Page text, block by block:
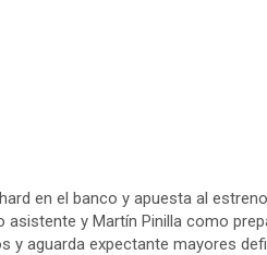
en el banco y apuesta al
y Martín Pinilla como
y aguarda expectante mayores